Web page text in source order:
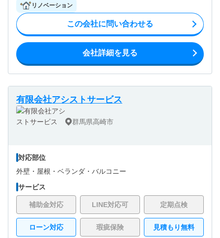
リノベーション
この会社に問い合わせる
会社詳細を見る
有限会社アシストサービス
群馬県高崎市
対応部位
外壁・ 屋根・ ベランダ・バルコニー
サービス
補助金対応 LINE対応可 定期点検
ローン対応 瑕疵保険 見積もり無料